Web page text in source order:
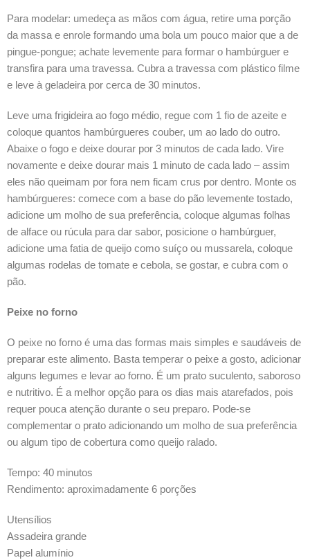
Para modelar: umedeça as mãos com água, retire uma porção
da massa e enrole formando uma bola um pouco maior que a de
pingue-pongue; achate levemente para formar o hambúrguer e
transfira para uma travessa. Cubra a travessa com plástico filme
e leve à geladeira por cerca de 30 minutos.
Leve uma frigideira ao fogo médio, regue com 1 fio de azeite e
coloque quantos hambúrgueres couber, um ao lado do outro.
Abaixe o fogo e deixe dourar por 3 minutos de cada lado. Vire
novamente e deixe dourar mais 1 minuto de cada lado – assim
eles não queimam por fora nem ficam crus por dentro. Monte os
hambúrgueres: comece com a base do pão levemente tostado,
adicione um molho de sua preferência, coloque algumas folhas
de alface ou rúcula para dar sabor, posicione o hambúrguer,
adicione uma fatia de queijo como suíço ou mussarela, coloque
algumas rodelas de tomate e cebola, se gostar, e cubra com o
pão.
Peixe no forno
O peixe no forno é uma das formas mais simples e saudáveis de
preparar este alimento. Basta temperar o peixe a gosto, adicionar
alguns legumes e levar ao forno. É um prato suculento, saboroso
e nutritivo. É a melhor opção para os dias mais atarefados, pois
requer pouca atenção durante o seu preparo. Pode-se
complementar o prato adicionando um molho de sua preferência
ou algum tipo de cobertura como queijo ralado.
Tempo: 40 minutos
Rendimento: aproximadamente 6 porções
Utensílios
Assadeira grande
Papel alumínio